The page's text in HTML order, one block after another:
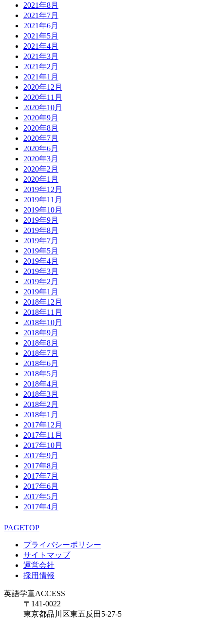
2021年8月
2021年7月
2021年6月
2021年5月
2021年4月
2021年3月
2021年2月
2021年1月
2020年12月
2020年11月
2020年10月
2020年9月
2020年8月
2020年7月
2020年6月
2020年3月
2020年2月
2020年1月
2019年12月
2019年11月
2019年10月
2019年9月
2019年8月
2019年7月
2019年5月
2019年4月
2019年3月
2019年2月
2019年1月
2018年12月
2018年11月
2018年10月
2018年9月
2018年8月
2018年7月
2018年6月
2018年5月
2018年4月
2018年3月
2018年2月
2018年1月
2017年12月
2017年11月
2017年10月
2017年9月
2017年8月
2017年7月
2017年6月
2017年5月
2017年4月
PAGETOP
プライバシーポリシー
サイトマップ
運営会社
採用情報
英語学童ACCESS
〒141-0022
東京都品川区東五反田5-27-5